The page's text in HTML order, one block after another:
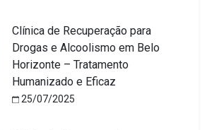
Clínica de Recuperação para
Drogas e Alcoolismo em Belo
Horizonte – Tratamento
Humanizado e Eficaz
25/07/2025